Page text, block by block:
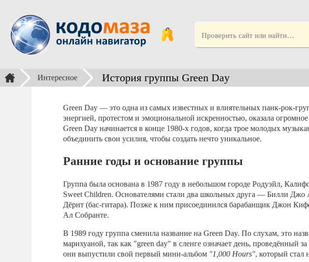
Интересное История группы Green Day
Green Day — это одна из самых известных и влиятельных панк-рок-
энергией, протестом и эмоциональной искренностью, оказала
Green Day начинается в конце 1980-х годов, когда трое молодых
объединить свои усилия, чтобы создать нечто уникальное.
Ранние годы и основание группы
Группа была основана в 1987 году в небольшом городе Родуэйл,
Sweet Children. Основателями стали два школьных друга — Билли Джо
Дёрнт (бас-гитара). Позже к ним присоединился барабанщик Джон
Ал Собранте.
В 1989 году группа сменила название на Green Day. По слухам, это
марихуаной, так как "green day" в сленге означает день, проведённый
они выпустили свой первый мини-альбом "1,000 Hours", который стал